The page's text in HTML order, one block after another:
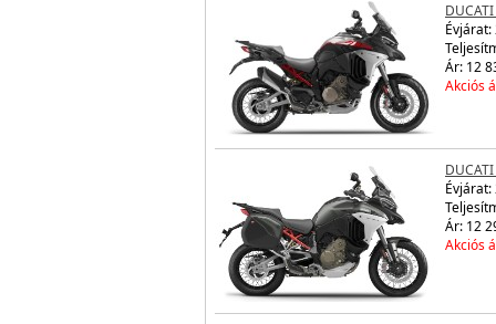
Évjárat:
Ár: 12
Akciós
Évjárat:
Ár: 12
Akciós